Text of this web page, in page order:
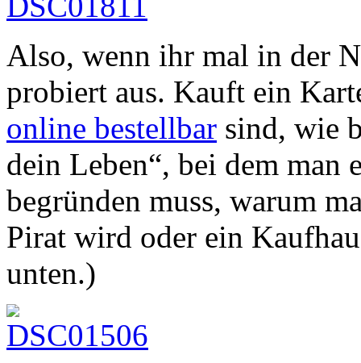
Also, wenn ihr mal in der
probiert aus. Kauft ein
online bestellbar sind, wie
dein Leben“, bei dem
begründen muss, warum
Pirat wird oder ein
unten.)